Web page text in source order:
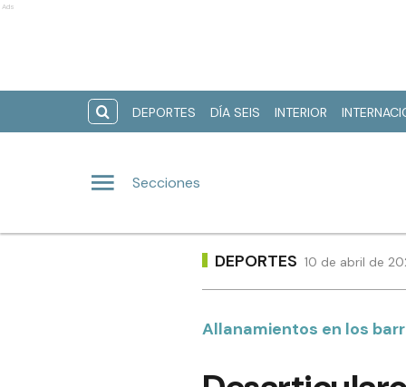
Ads
DEPORTES DÍA SEIS INTERIOR
Secciones
DEPORTES 10 de abril de
Allanamientos en los